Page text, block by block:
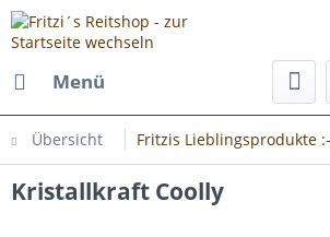
Menü
Übersicht Fritzis Lieblingsprodukte
Kristallkraft Coolly